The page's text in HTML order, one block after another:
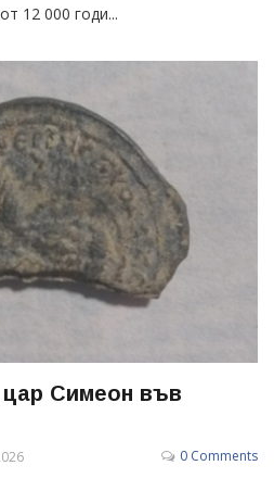
12 000 годи...
цар Симеон във
0 Comments